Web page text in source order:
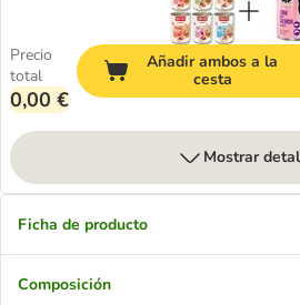
Precio
total
0,00 €
Añadir ambos a la
cesta
Mostrar
Ficha de producto
Composición